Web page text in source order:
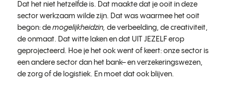
Dat het niet hetzelfde is. Dat maakte dat je ooit in deze
sector werkzaam wilde zijn. Dat was waarmee het ooit
begon: de mogelijkheidzin, de verbeelding, de creativiteit,
de onmaat. Dat witte laken en dat UIT JEZELF erop
geprojecteerd. Hoe je het ook went of keert: onze sector is
een andere sector dan het bank– en verzekeringswezen,
de zorg of de logistiek. En moet dat ook blijven.